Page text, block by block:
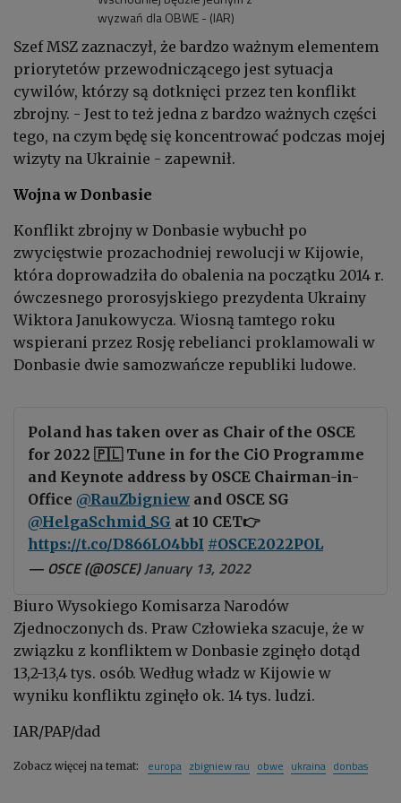
wyzwań dla OBWE - (IAR)
Szef MSZ zaznaczył, że bardzo ważnym elementem
priorytetów przewodniczącego jest sytuacja
cywilów, którzy są dotknięci przez ten konflikt
zbrojny. - Jest to też jedna z bardzo ważnych części
tego, na czym będę się koncentrować podczas mojej
wizyty na Ukrainie - zapewnił.
Wojna w Donbasie
Konflikt zbrojny w Donbasie wybuchł po
zwycięstwie prozachodniej rewolucji w Kijowie,
która doprowadziła do obalenia na początku 2014 r.
ówczesnego prorosyjskiego prezydenta Ukrainy
Wiktora Janukowycza. Wiosną tamtego roku
wspierani przez Rosję rebelianci proklamowali w
Donbasie dwie samozwańcze republiki ludowe.
Poland has taken over as Chair of the OSCE
for 2022 🇵🇱 Tune in for the CiO Programme
and Keynote address by OSCE Chairman-in-
Office @RauZbigniew and OSCE SG
@HelgaSchmid_SG at 10 CET👉
https://t.co/D866LO4bbI #OSCE2022POL
— OSCE (@OSCE)January 13, 2022
Biuro Wysokiego Komisarza Narodów
Zjednoczonych ds. Praw Człowieka szacuje, że w
związku z konfliktem w Donbasie zginęło dotąd
13,2-13,4 tys. osób. Według władz w Kijowie w
wyniku konfliktu zginęło ok. 14 tys. ludzi.
IAR/PAP/dad
Zobacz więcej na temat: europa zbigniew rau obwe ukraina donbas